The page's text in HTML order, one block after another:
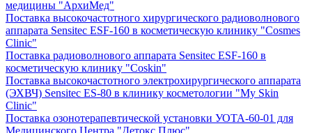
медицины "АрхиМед"
Поставка высокочастотного хирургического радиоволнового
аппарата Sensitec ESF-160 в косметическую клинику "Cosmes
Clinic"
Поставка радиоволнового аппарата Sensitec ESF-160 в
косметическую клинику "Coskin"
Поставка высокочастотного электрохирургического аппарата
(ЭХВЧ) Sensitec ES-80 в клинику косметологии "My Skin
Clinic"
Поставка озонотерапевтической установки УОТА-60-01 для
Медицинского Центра "Детокс Плюс"